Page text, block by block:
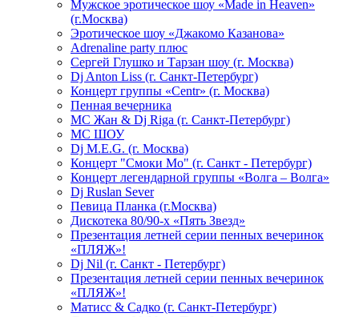
Мужское эротическое шоу «Made in Heaven»
(г.Москва)
Эротическое шоу «Джакомо Казанова»
Adrenaline party плюс
Сергей Глушко и Тарзан шоу (г. Москва)
Dj Anton Liss (г. Санкт-Петербург)
Концерт группы «Centr» (г. Москва)
Пенная вечерника
МС Жан & Dj Riga (г. Санкт-Петербург)
МС ШОУ
Dj M.E.G. (г. Москва)
Концерт "Смоки Мо" (г. Санкт - Петербург)
Концерт легендарной группы «Волга – Волга»
Dj Ruslan Sever
Певица Планка (г.Москва)
Дискотека 80/90-х «Пять Звезд»
Презентация летней серии пенных вечеринок
«ПЛЯЖ»!
Dj Nil (г. Санкт - Петербург)
Презентация летней серии пенных вечеринок
«ПЛЯЖ»!
Матисс & Садко (г. Санкт-Петербург)